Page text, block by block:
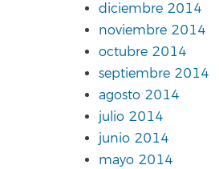
diciembre 2014
noviembre 2014
octubre 2014
septiembre 2014
agosto 2014
julio 2014
junio 2014
mayo 2014